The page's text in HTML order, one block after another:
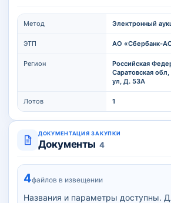
Метод Электронный
ЭТП АО «Сбербанк-
Регион
Российская
Саратовская
ул, Д. 53А
Лотов 1
ДОКУМЕНТАЦИЯ ЗАКУПКИ
Документы 4
4файлов в извещении
Названия и параметры доступны.